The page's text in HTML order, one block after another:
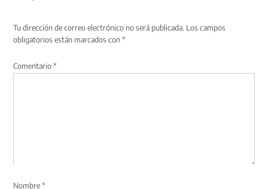
Tu dirección de correo electrónico no será publicada. Los campos
obligatorios están marcados con*
Comentario*
Nombre*